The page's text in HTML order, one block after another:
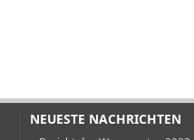
NEUESTE NACHRICHTEN